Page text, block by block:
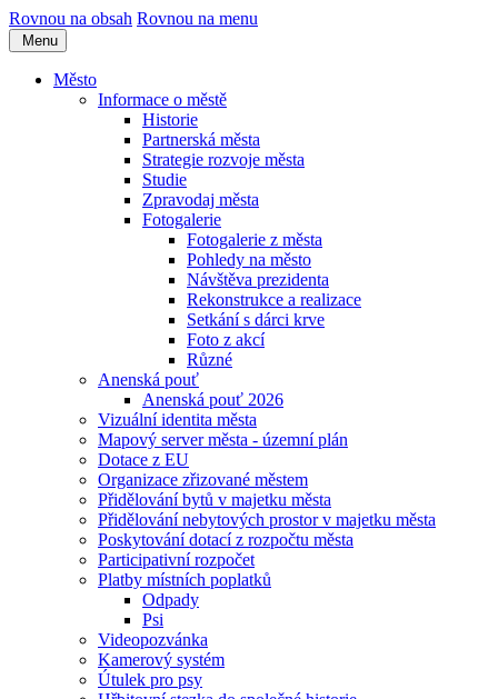
Rovnou na obsah Rovnou na menu
Menu
Město
Informace o městě
Historie
Partnerská města
Strategie rozvoje města
Studie
Zpravodaj města
Fotogalerie
Fotogalerie z města
Pohledy na město
Návštěva prezidenta
Rekonstrukce a realizace
Setkání s dárci krve
Foto z akcí
Různé
Anenská pouť
Anenská pouť 2026
Vizuální identita města
Mapový server města - územní plán
Dotace z EU
Organizace zřizované městem
Přidělování bytů v majetku města
Přidělování nebytových prostor v majetku města
Poskytování dotací z rozpočtu města
Participativní rozpočet
Platby místních poplatků
Odpady
Psi
Videopozvánka
Kamerový systém
Útulek pro psy